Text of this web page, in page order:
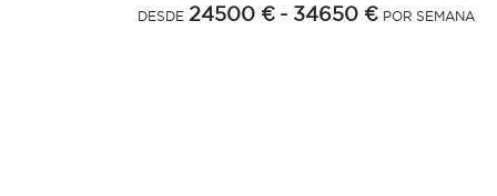
DESDE 24500 € - 34650 € POR SEMANA